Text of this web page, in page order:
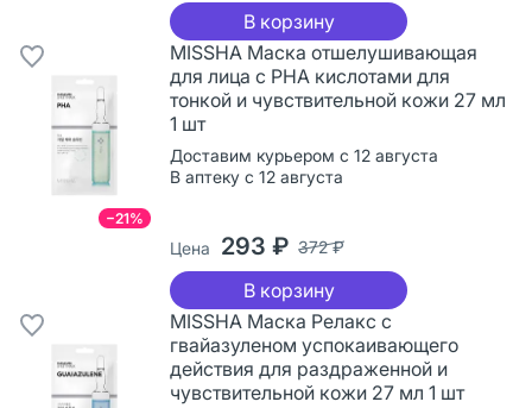
В корзину
−21%
MISSHA Маска отшелушивающая
для лица с PHA кислотами для
тонкой и чувствительной кожи 27 мл
1 шт
Доставим курьером с 12 августа
В аптеку с 12 августа
Цена 293 ₽ 372 ₽
В корзину
MISSHA Маска Релакс с
гвайазуленом успокаивающего
действия для раздраженной и
чувствительной кожи 27 мл 1 шт